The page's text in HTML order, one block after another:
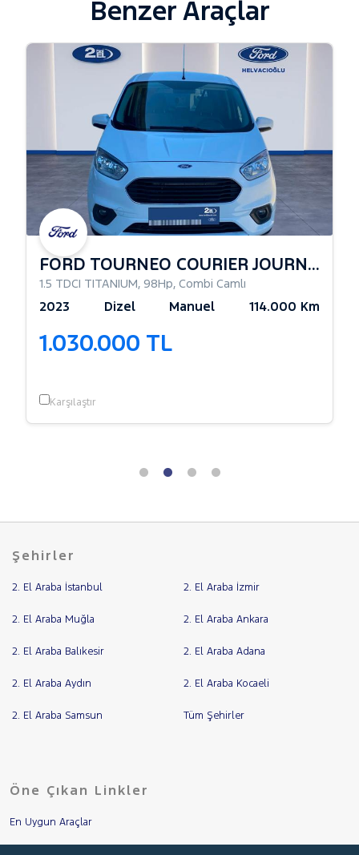
Benzer Araçlar
FORD TOURNEO COURIER JOURNEY
1.5 TDCI TITANIUM, 98Hp, Combi Camlı
2023 Dizel Manuel 114.000 Km
1.030.000 TL
Karşılaştır
Şehirler
2. El Araba İstanbul 2. El Araba İzmir
2. El Araba Muğla 2. El Araba Ankara
2. El Araba Balıkesir 2. El Araba Adana
2. El Araba Aydın 2. El Araba Kocaeli
2. El Araba Samsun Tüm Şehirler
Öne Çıkan Linkler
En Uygun Araçlar